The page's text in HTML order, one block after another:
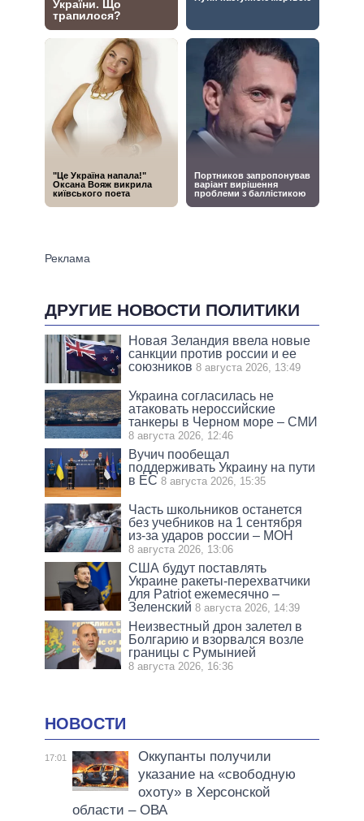
ДРУГИЕ НОВОСТИ ПОЛИТИКИ
Новая Зеландия ввела новые
санкции против россии и ее
союзников 8 августа 2026, 13:49
Украина согласилась не
атаковать нероссийские
танкеры в Черном море – СМИ
8 августа 2026, 12:46
Вучич пообещал
поддерживать Украину на пути
в ЕС 8 августа 2026, 15:35
Часть школьников останется
без учебников на 1 сентября
из-за ударов россии – МОН
8 августа 2026, 13:06
США будут поставлять
Украине ракеты-перехватчики
для Patriot ежемесячно –
Зеленский 8 августа 2026, 14:39
Неизвестный дрон залетел в
Болгарию и взорвался возле
границы с Румынией
8 августа 2026, 16:36
НОВОСТИ
17:01
Оккупанты получили
указание на «свободную
охоту» в Херсонской
области – ОВА